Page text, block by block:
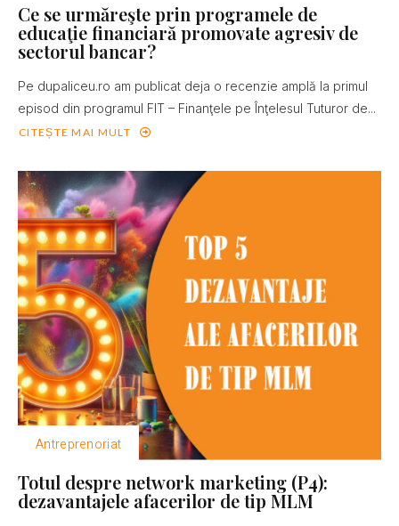
Ce se urmăreşte prin programele de
educaţie financiară promovate agresiv de
sectorul bancar?
Pe dupaliceu.ro am publicat deja o recenzie amplă la primul
episod din programul FIT – Finanţele pe Înţelesul Tuturor de...
CITEȘTE MAI MULT
Antreprenoriat
Totul despre network marketing (P4):
dezavantajele afacerilor de tip MLM